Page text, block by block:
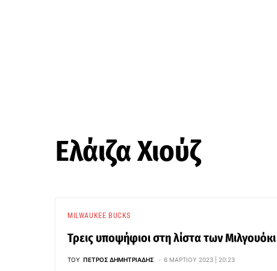
Ελάιζα Χιούζ
MILWAUKEE BUCKS
Τρεις υποψήφιοι στη λίστα των
ΤΟΥ ΠΈΤΡΟΣ ΔΗΜΗΤΡΙΆΔΗΣ 6 ΜΑΡΤΊΟΥ 2023 | 20:23